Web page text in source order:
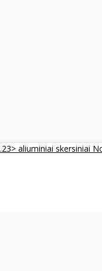
aliuminiai skersiniai